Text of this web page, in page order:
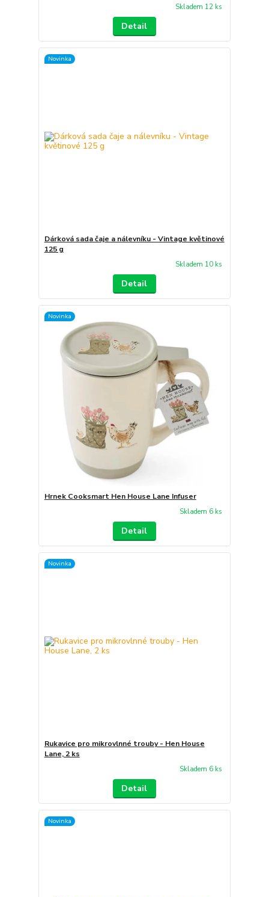
Skladem 12 ks
Detail
Novinka
Dárková sada čaje a nálevníku - Vintage květinové
125 g
Skladem 10 ks
Detail
Novinka
Hrnek Cooksmart Hen House Lane Infuser
Skladem 6 ks
Detail
Novinka
Rukavice pro mikrovlnné trouby - Hen House
Lane, 2 ks
Skladem 6 ks
Detail
Novinka